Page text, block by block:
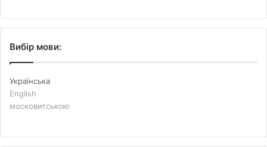
Вибір мови:
Українська
English
московитською